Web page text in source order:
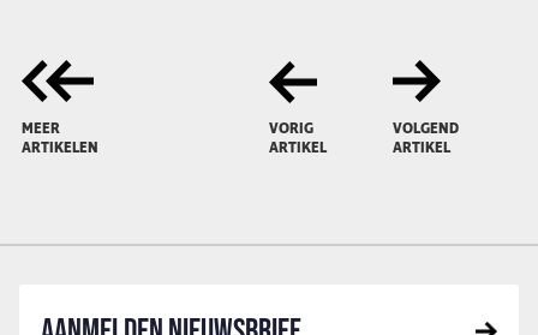
MEER
ARTIKELEN
VORIG
ARTIKEL
VOLGEND
ARTIKEL